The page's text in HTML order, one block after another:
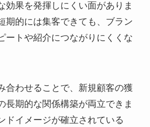
効果を発揮しにくい面がありま
期的には集客できても、ブラン
ートや紹介につながりにくくな
合わせることで、新規顧客の獲
長期的な関係構築が両立できま
ドイメージが確立されている